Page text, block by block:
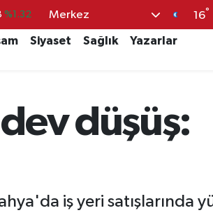
%1.32
%0.08
%0.54
Merkez 16°
Siyaset Sağlık
Yazarlar
dev düşüş:
iş yeri satışlarında